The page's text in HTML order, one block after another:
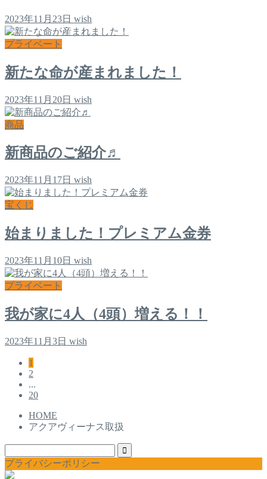
2023年11月23日 wish
プライベート
新たな命が産まれました！
2023年11月20日 wish
商品
新商品のご紹介♬
2023年11月17日 wish
宝くじ
始まりました！プレミアム金券
2023年11月10日 wish
プライベート
我が家に4人（4頭）増える！！
2023年11月3日 wish
1
2
...
20
HOME
アクアヴィーナス取扱
プライバシーポリシー